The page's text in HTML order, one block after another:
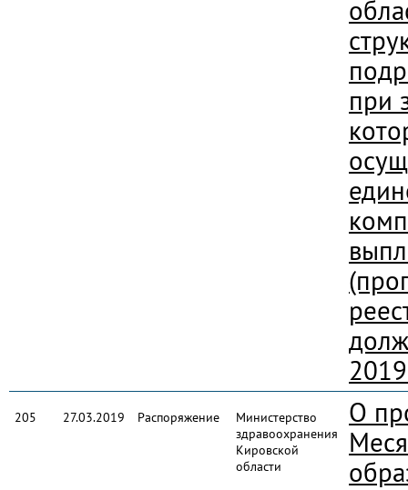
при
205 27.03.2019 Распоряжение
Министерство
здравоохранения
Кировской
области
О